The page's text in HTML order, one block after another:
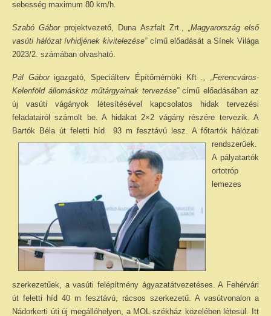
sebesség maximum 80 km/h.
Szabó Gáborprojektvezető, Duna Aszfalt Zrt., „Magyarország első
vasúti hálózat ívhidjének kivitelezése”című előadását a Sínek Világa
2023/2. számában olvasható.
Pál Gáborigazgató, Speciálterv Építőmérnöki Kft., „Ferencváros-
Kelenföld állomásköz műtárgyainak tervezése”című előadásában az
új vasúti vágányok létesítésével kapcsolatos hidak tervezési
feladatairól számolt be. A hidakat 2×2 vágány részére tervezik. A
Bartók Béla út feletti híd 93 m fesztávú lesz. A főtartók hálózati
rendszerűek.
A pályatartók
ortotróp
lemezes
szerkezetűek, a vasúti felépítmény ágyazatátvezetéses. A Fehérvári
út feletti híd 40 m fesztávú, rácsos szerkezetű. A vasútvonalon a
Nádorkerti úti új megállóhelyen, a MOL-székház közelében létesül. Itt